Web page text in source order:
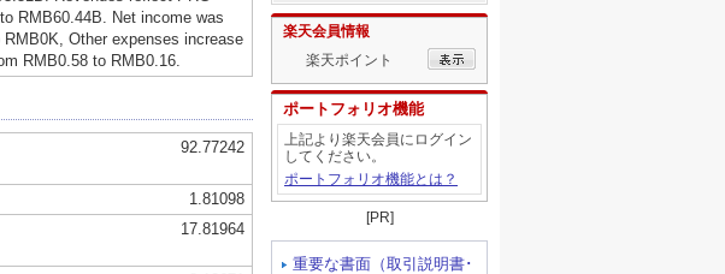
楽天会員情報
楽天ポイント
ポートフォリオ機能
上記より楽天会員にログイン
してください。
ポートフォリオ機能とは？
[PR]
重要な書面（取引説明書･